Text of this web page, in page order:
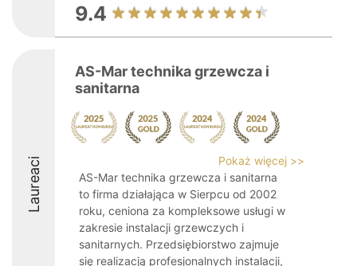
9.4
Laureaci
AS-Mar technika grzewcza i
sanitarna
Pokaż więcej >>
AS-Mar technika grzewcza i sanitarna
to firma działająca w Sierpcu od 2002
roku, ceniona za kompleksowe usługi w
zakresie instalacji grzewczych i
sanitarnych. Przedsiębiorstwo zajmuje
się realizacją profesjonalnych instalacji,